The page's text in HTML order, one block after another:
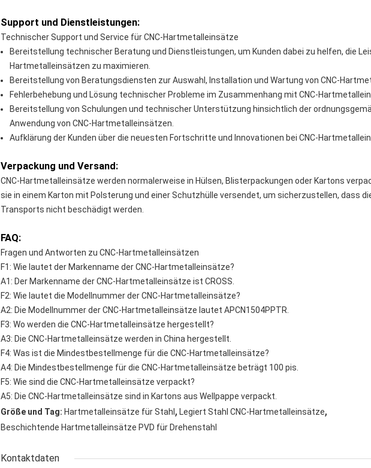
Support und Dienstleistungen:
Technischer Support und Service für CNC-Hartmetalleinsätze
Bereitstellung technischer Beratung und Dienstleistungen, um Kunden dabei zu helfen, die
Hartmetalleinsätzen zu maximieren.
Bereitstellung von Beratungsdiensten zur Auswahl, Installation und Wartung von CNC-
Fehlerbehebung und Lösung technischer Probleme im Zusammenhang mit CNC-
Bereitstellung von Schulungen und technischer Unterstützung hinsichtlich der
Anwendung von CNC-Hartmetalleinsätzen.
Aufklärung der Kunden über die neuesten Fortschritte und Innovationen bei CNC-
Verpackung und Versand:
CNC-Hartmetalleinsätze werden normalerweise in Hülsen, Blisterpackungen oder Kartons
sie in einem Karton mit Polsterung und einer Schutzhülle versendet, um sicherzustellen, dass
Transports nicht beschädigt werden.
FAQ:
Fragen und Antworten zu CNC-Hartmetalleinsätzen
F1: Wie lautet der Markenname der CNC-Hartmetalleinsätze?
A1: Der Markenname der CNC-Hartmetalleinsätze ist CROSS.
F2: Wie lautet die Modellnummer der CNC-Hartmetalleinsätze?
A2: Die Modellnummer der CNC-Hartmetalleinsätze lautet APCN1504PPTR.
F3: Wo werden die CNC-Hartmetalleinsätze hergestellt?
A3: Die CNC-Hartmetalleinsätze werden in China hergestellt.
F4: Was ist die Mindestbestellmenge für die CNC-Hartmetalleinsätze?
A4: Die Mindestbestellmenge für die CNC-Hartmetalleinsätze beträgt 100 pis.
F5: Wie sind die CNC-Hartmetalleinsätze verpackt?
A5: Die CNC-Hartmetalleinsätze sind in Kartons aus Wellpappe verpackt.
Größe und Tag: Hartmetalleinsätze für Stahl , Legiert Stahl CNC-Hartmetalleinsätze,
Beschichtende Hartmetalleinsätze PVD für Drehenstahl
Kontaktdaten